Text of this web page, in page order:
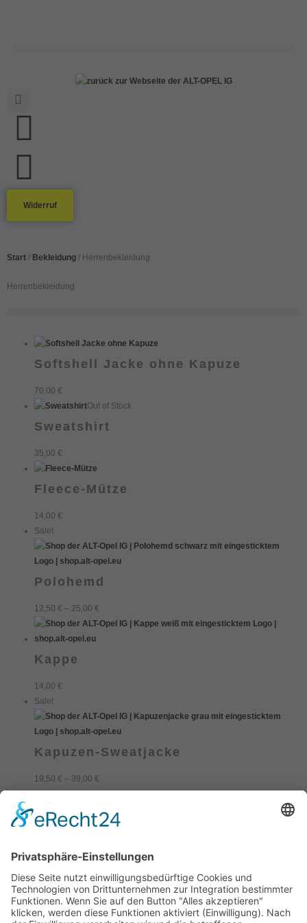
Widerruf
Start / Bekleidung / Herrenbekleidung
Herrenbekleidung
Softshell Jacke ohne Kapuze
70,00 €
Out of Stock
Sweatshirt
35,00 €
Fleece-Mütze
14,00 €
Sale!
Polohemd
12,50 € – 25,00 €
Kappe
14,00 €
Sale!
Kapuzen-Sweatjacke
19,50 € – 39,00 €
Kontakt
Impressum
Allgemeine Geschäftsbedingungen (AGB)
Widerrufsbelehrung
Widerrufsformular